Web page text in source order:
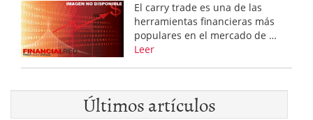
El carry trade es una de las
herramientas financieras más
populares en el mercado de …
Leer
Últimos artículos